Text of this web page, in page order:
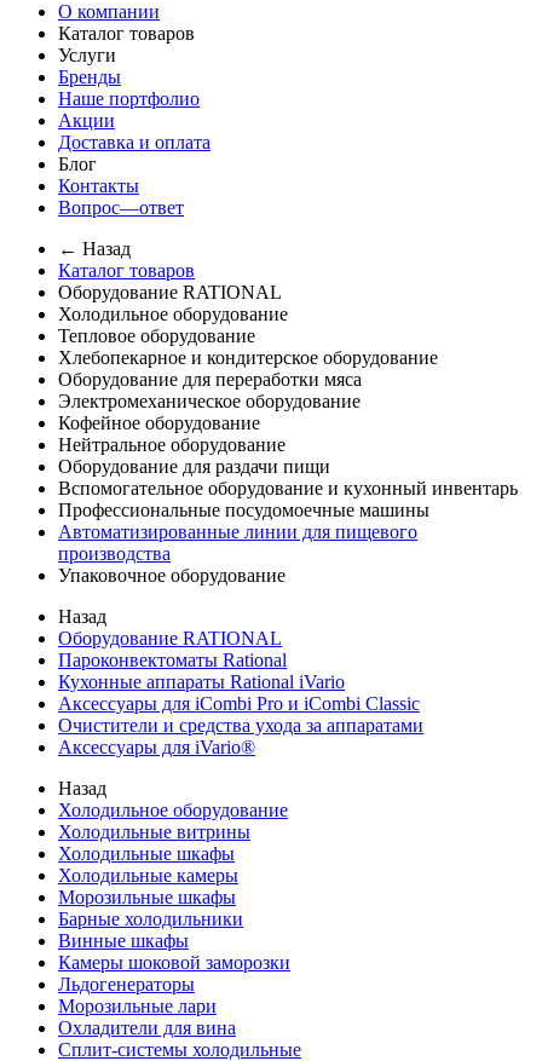
О компании
Каталог товаров
Услуги
Бренды
Наше портфолио
Акции
Доставка и оплата
Блог
Контакты
Вопрос—ответ
← Назад
Каталог товаров
Оборудование RATIONAL
Холодильное оборудование
Тепловое оборудование
Хлебопекарное и кондитерское оборудование
Оборудование для переработки мяса
Электромеханическое оборудование
Кофейное оборудование
Нейтральное оборудование
Оборудование для раздачи пищи
Вспомогательное оборудование и кухонный инвентарь
Профессиональные посудомоечные машины
Автоматизированные линии для пищевого
производства
Упаковочное оборудование
Назад
Оборудование RATIONAL
Пароконвектоматы Rational
Кухонные аппараты Rational iVario
Аксессуары для iCombi Pro и iCombi Classic
Очистители и средства ухода за аппаратами
Аксессуары для iVario®
Назад
Холодильное оборудование
Холодильные витрины
Холодильные шкафы
Холодильные камеры
Морозильные шкафы
Барные холодильники
Винные шкафы
Камеры шоковой заморозки
Льдогенераторы
Морозильные лари
Охладители для вина
Сплит-системы холодильные